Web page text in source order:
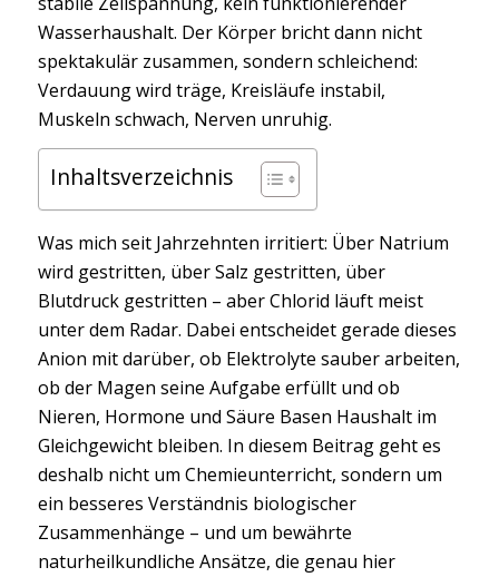
Wasserhaushalt. Der Körper bricht dann nicht
spektakulär zusammen, sondern schleichend:
Verdauung wird träge, Kreisläufe instabil,
Muskeln schwach, Nerven unruhig.
Inhaltsverzeichnis
Was mich seit Jahrzehnten irritiert: Über Natrium
wird gestritten, über Salz gestritten, über
Blutdruck gestritten – aber Chlorid läuft meist
unter dem Radar. Dabei entscheidet gerade dieses
Anion mit darüber, ob Elektrolyte sauber arbeiten,
ob der Magen seine Aufgabe erfüllt und ob
Nieren, Hormone und Säure Basen Haushalt im
Gleichgewicht bleiben. In diesem Beitrag geht es
deshalb nicht um Chemieunterricht, sondern um
ein besseres Verständnis biologischer
Zusammenhänge – und um bewährte
naturheilkundliche Ansätze, die genau hier